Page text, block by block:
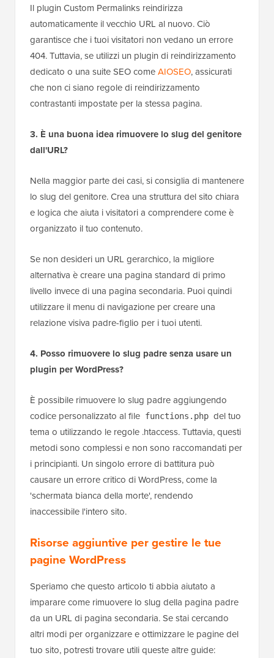
Il plugin Custom Permalinks reindirizza
automaticamente il vecchio URL al nuovo. Ciò
garantisce che i tuoi visitatori non vedano un errore
404. Tuttavia, se utilizzi un plugin di reindirizzamento
dedicato o una suite SEO comeAIOSEO, assicurati
che non ci siano regole di reindirizzamento
contrastanti impostate per la stessa pagina.
3. È una buona idea rimuovere lo slug del genitore
dall'URL?
Nella maggior parte dei casi, si consiglia di mantenere
lo slug del genitore. Crea una struttura del sito chiara
e logica che aiuta i visitatori a comprendere come è
organizzato il tuo contenuto.
Se non desideri un URL gerarchico, la migliore
alternativa è creare una pagina standard di primo
livello invece di una pagina secondaria. Puoi quindi
utilizzare il menu di navigazione per creare una
relazione visiva padre-figlio per i tuoi utenti.
4. Posso rimuovere lo slug padre senza usare un
plugin per WordPress?
È possibile rimuovere lo slug padre aggiungendo
codice personalizzato al file functions.php del tuo
tema o utilizzando le regole .htaccess. Tuttavia, questi
metodi sono complessi e non sono raccomandati per
i principianti. Un singolo errore di battitura può
causare un errore critico di WordPress, come la
'schermata bianca della morte', rendendo
inaccessibile l'intero sito.
Risorse aggiuntive per gestire le tue
pagine WordPress
Speriamo che questo articolo ti abbia aiutato a
imparare come rimuovere lo slug della pagina padre
da un URL di pagina secondaria. Se stai cercando
altri modi per organizzare e ottimizzare le pagine del
tuo sito, potresti trovare utili queste altre guide: